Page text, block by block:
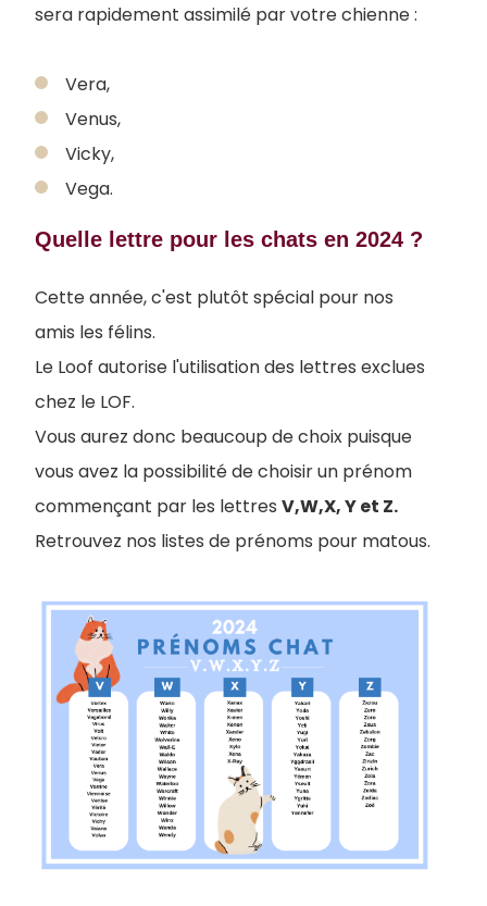
sera rapidement assimilé par votre chienne :
Vera,
Venus,
Vicky,
Vega.
Quelle lettre pour les chats en 2024 ?
Cette année, c'est plutôt spécial pour nos
amis les félins.
Le Loof autorise l'utilisation des lettres exclues
chez le LOF.
Vous aurez donc beaucoup de choix puisque
vous avez la possibilité de choisir un prénom
commençant par les lettres V,W,X, Y et Z.
Retrouvez nos listes de prénoms pour matous.